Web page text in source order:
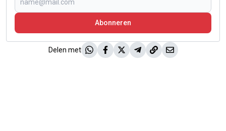
Abonneren
Delen met